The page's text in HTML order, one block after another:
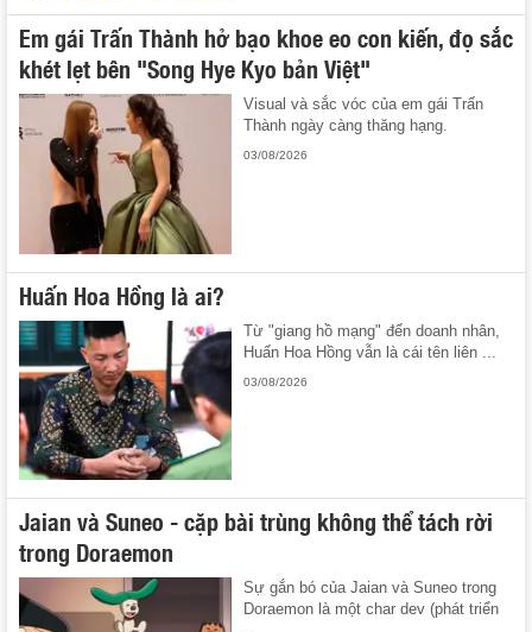
Em gái Trấn Thành hở bạo khoe eo con kiến, đọ sắc
khét lẹt bên "Song Hye Kyo bản Việt"
Visual và sắc vóc của em gái Trấn
Thành ngày càng thăng hạng.
03/08/2026
Huấn Hoa Hồng là ai?
Từ "giang hồ mạng" đến doanh nhân,
Huấn Hoa Hồng vẫn là cái tên liên ...
03/08/2026
Jaian và Suneo - cặp bài trùng không thể tách rời
trong Doraemon
Sự gắn bó của Jaian và Suneo trong
Doraemon là một char dev (phát triển